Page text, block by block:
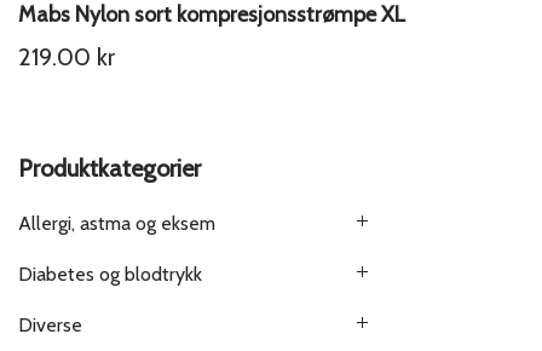
Mabs Nylon sort kompresjonsstrømpe XL
219.00 kr
Produktkategorier
Allergi, astma og eksem
Diabetes og blodtrykk
Diverse